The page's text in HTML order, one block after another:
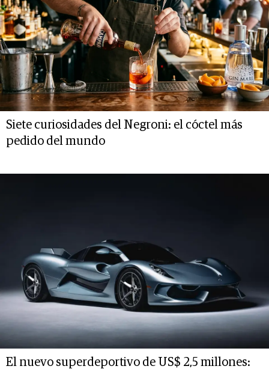
Siete curiosidades del Negroni: el cóctel más
pedido del mundo
El nuevo superdeportivo de US$ 2,5 millones: